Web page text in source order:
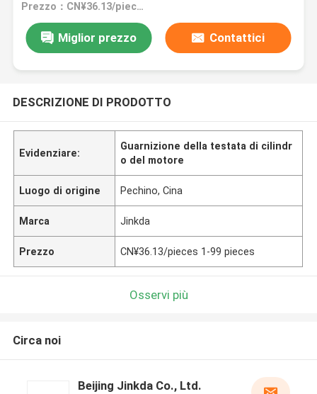
Prezzo：CN¥36.13/pieces 1-99 pieces
Miglior prezzo Contattici
DESCRIZIONE DI PRODOTTO
Evidenziare:
Guarnizione della testata di cilindr
o del motore
Luogo di origine Pechino, Cina
Marca Jinkda
Prezzo CN¥36.13/pieces 1-99 pieces
Osservi più
Circa noi
Beijing Jinkda Co., Ltd.